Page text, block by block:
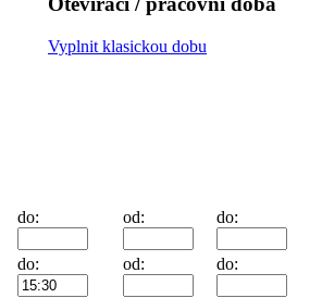
Vyplnit klasickou dobu
do: od: do:
do: od: do: